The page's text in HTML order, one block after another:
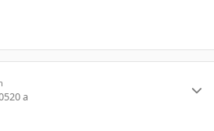
20 a